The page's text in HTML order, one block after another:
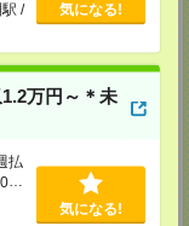
/
気になる!
万円～＊未
払
円
気になる!